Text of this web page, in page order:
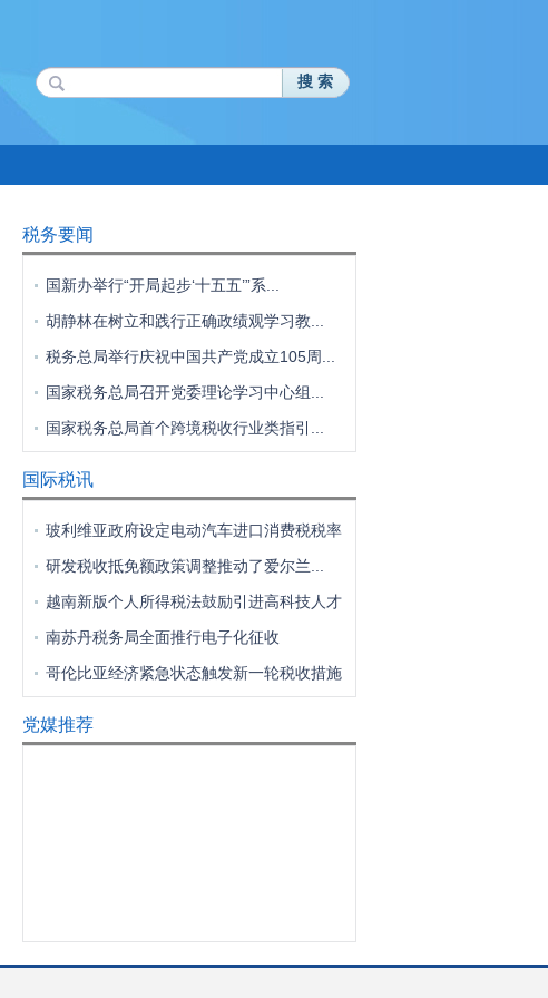
搜 索
税务要闻
国新办举行“开局起步‘十五五’”系...
胡静林在树立和践行正确政绩观学习教...
税务总局举行庆祝中国共产党成立105周...
国家税务总局召开党委理论学习中心组...
国家税务总局首个跨境税收行业类指引...
国际税讯
玻利维亚政府设定电动汽车进口消费税税率
研发税收抵免额政策调整推动了爱尔兰...
越南新版个人所得税法鼓励引进高科技人才
南苏丹税务局全面推行电子化征收
哥伦比亚经济紧急状态触发新一轮税收措施
党媒推荐